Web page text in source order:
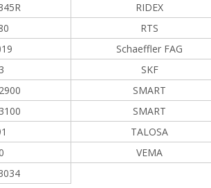
RIDEX
RTS
Schaeffler FAG
SKF
SMART
SMART
TALOSA
VEMA